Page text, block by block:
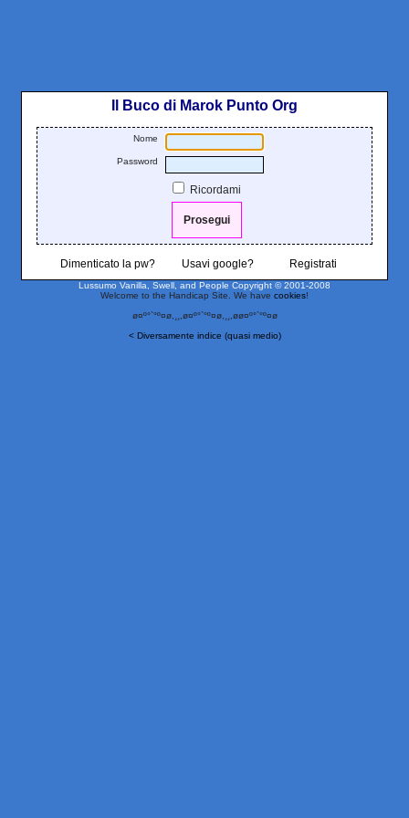
Il Buco di Marok Punto Org
Nome
Password
Ricordami
Dimenticato la pw? Usavi google? Registrati
Lussumo Vanilla, Swell, and People Copyright © 2001-2008
Welcome to the Handicap Site. We have cookies!
ø¤º°`°º¤ø,¸¸,ø¤º°`°º¤ø,¸¸,øø¤º°`°º¤ø
< Diversamente indice (quasi medio)